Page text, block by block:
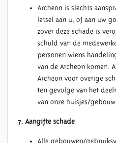
Archeon is slechts
letsel aan u, of aan uw
zover deze schade is
schuld van de
personen wiens
van de Archeon komen.
Archeon voor overige
ten gevolge van het
van onze huisjes/
7. Aangifte schade
Alle gebouwen/